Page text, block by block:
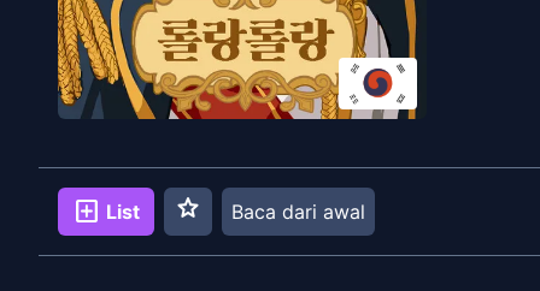
add_box List star Baca dari awal